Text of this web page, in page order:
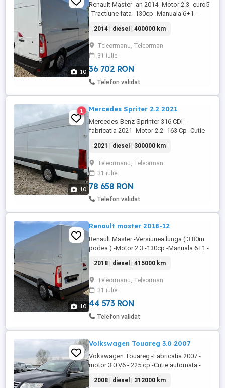
10
Renault Master -an 2014 -Motor 2.3 -euro5
-Tractiune fata -130cp -Manuala 6+1 -
video -AC -Volan piele -Masina merge bine
-Pret 7000 -Accept unele variante auto -
Detalii la sau
2014 | diesel | 400000 km
Teleormanu, Teleorman
31 iulie
36 702 RON
Telefon validat
10
1 Mercedes Spriter 2.2 2021
Mercedes-Benz Sprinter 316 CDI -
fabricatia 2021 -Motor 2.2 -163 Cp -Cutie
Activ !!! -versiunea lunga -AC -Navigatie
mare -Pilot automat -Computer bord -
Geamuri electrice -Oglinzi electrice -
Baterie noua -Anvelope noi -Masina merge
perfect -Inmatriculata Ro -Pret ...
2021 | diesel | 300000 km
Teleormanu, Teleorman
31 iulie
78 658 RON
Telefon validat
10
Renault master 2018-12
Renault Master -Versiunea lunga ( 3.80m
podea ) -Motor 2.3 -130cp -Manuala 6+1 -
locuri -Ac -Navigatie mare -Camera video -
Stare mecanica perfecta !!! -pret 8000 fix -
Accept unele variante auto -Detalii la sau
2018 | diesel | 415000 km
Teleormanu, Teleorman
31 iulie
44 573 RON
Telefon validat
Volkswagen Touareg 3.0 2007
Vokswagen Touareg -Fabricatia 2007 -
motor 3.0 V6 - 225 cp -Cutie automata -
mare -BiXenon -Pilot automat -Computer
2008 | diesel | 312000 km